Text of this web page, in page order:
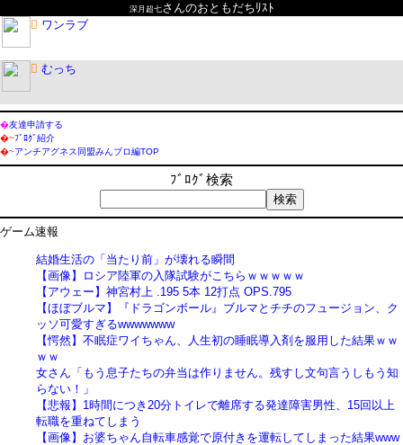
深月超七さんのおともだちﾘｽﾄ
 ワンラブ
 むっち
�友達申請する
�~ﾌﾞﾛｸﾞ紹介
�~アンチアグネス同盟みんブロ編TOP
ﾌﾞﾛｸﾞ検索
ゲーム速報
結婚生活の「当たり前」が壊れる瞬間
【画像】ロシア陸軍の入隊試験がこちらｗｗｗｗｗ
【アウェー】神宮村上 .195 5本 12打点 OPS.795
【ほぼブルマ】『ドラゴンボール』ブルマとチチのフュージョン、ク
ッソ可愛すぎるwwwwwww
【愕然】不眠症ワイちゃん、人生初の睡眠導入剤を服用した結果ｗｗ
ｗｗ
女さん「もう息子たちの弁当は作りません。残すし文句言うしもう知
らない！」
【悲報】1時間につき20分トイレで離席する発達障害男性、15回以上
転職を重ねてしまう
【画像】お婆ちゃん自転車感覚で原付きを運転してしまった結果www